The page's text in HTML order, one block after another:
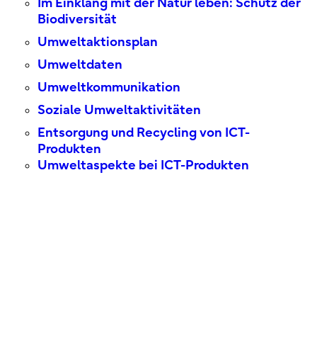
Im Einklang mit der Natur leben: Schutz der
Biodiversität
Umweltaktionsplan
Umweltdaten
Umweltkommunikation
Soziale Umweltaktivitäten
Entsorgung und Recycling von ICT-
Produkten
Umweltaspekte bei ICT-Produkten